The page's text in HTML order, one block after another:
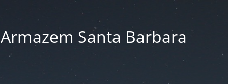
Armazem Santa Barbara